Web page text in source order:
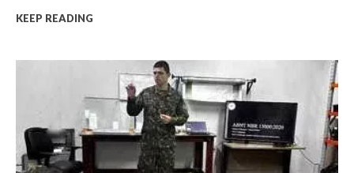
KEEP READING